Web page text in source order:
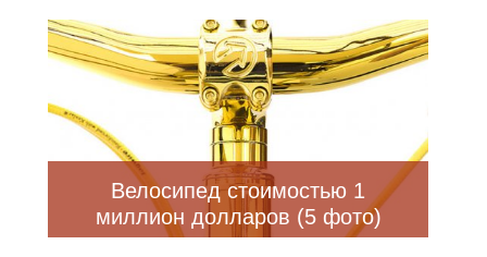
Велосипед стоимостью 1
миллион долларов (5 фото)